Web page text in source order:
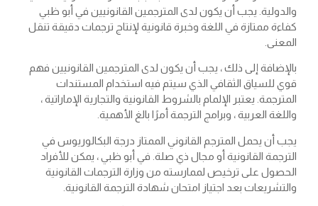
والدولية. يجب أن يكون لدى المترجمين القانونيين في أبو ظبي
كفاءة ممتازة في اللغة وخبرة قانونية لإنتاج ترجمات دقيقة تنقل
المعنى.
بالإضافة إلى ذلك ، يجب أن يكون لدى المترجمين القانونيين فهم
قوي للسياق الثقافي الذي سيتم فيه استخدام المستندات
المترجمة. يعتبر الإلمام بالشروط القانونية والتجارية الإماراتية ،
واللغة العربية ، وبرامج الترجمة أمرًا بالغ الأهمية.
يجب أن يحمل المترجم القانوني الممتاز درجة البكالوريوس في
الترجمة القانونية أو مجال ذي صلة. في أبو ظبي ، يمكن للأفراد
الحصول على ترخيص لممارسته من وزارة الترجمات القانونية
والتشريعات بعد اجتياز امتحان شهادة الترجمة القانونية.